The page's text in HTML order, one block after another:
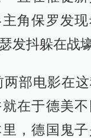
事》剧照，前
情节设计，
提升，在小